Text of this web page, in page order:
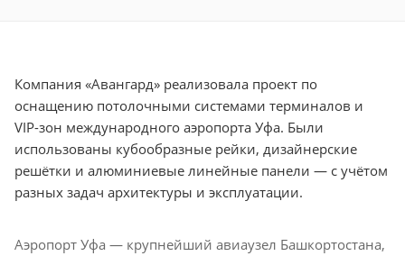
Компания «Авангард» реализовала проект по
оснащению потолочными системами терминалов и
VIP-зон международного аэропорта Уфа. Были
использованы кубообразные рейки, дизайнерские
решётки и алюминиевые линейные панели — с учётом
разных задач архитектуры и эксплуатации.
Аэропорт Уфа — крупнейший авиаузел Башкортостана,